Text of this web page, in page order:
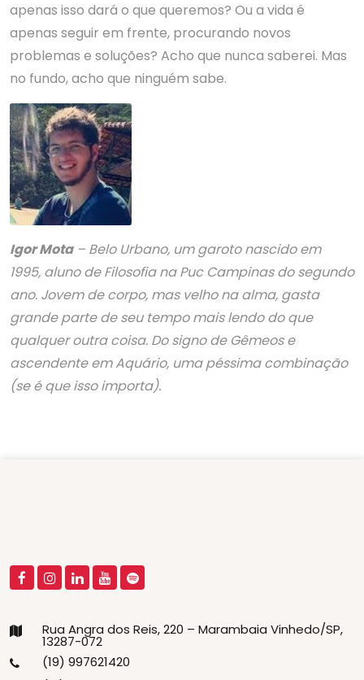
apenas isso dará o que queremos? Ou a vida é
apenas seguir em frente, procurando novos
problemas e soluções? Acho que nunca saberei. Mas
no fundo, acho que ninguém sabe.
Igor Mota– Belo Urbano, um garoto nascido em
1995, aluno de Filosofia na Puc Campinas do segundo
ano. Jovem de corpo, mas velho na alma, gasta
grande parte de seu tempo mais lendo do que
qualquer outra coisa. Do signo de Gêmeos e
ascendente em Aquário, uma péssima combinação
(se é que isso importa).
Rua Angra dos Reis, 220 – Marambaia Vinhedo/SP,
13287-072
(19) 997621420